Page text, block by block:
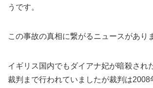
うです。
この事故の真相に繋がるニュースがあり
イギリス国内でもダイアナ妃が暗殺され
裁判まで行われていましたが裁判は2008